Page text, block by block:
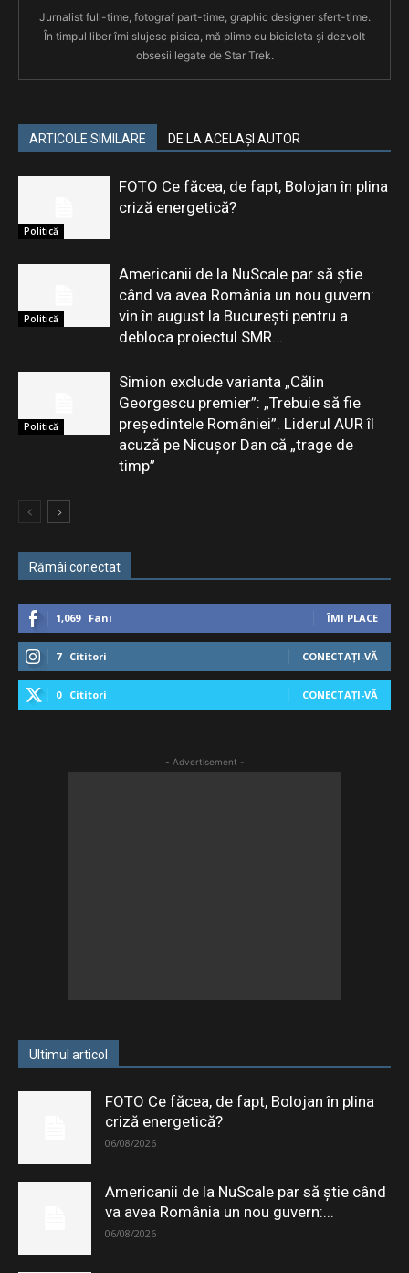
Jurnalist full-time, fotograf part-time, graphic designer sfert-time.
În timpul liber îmi slujesc pisica, mă plimb cu bicicleta și dezvolt
obsesii legate de Star Trek.
ARTICOLE SIMILARE DE LA ACELAȘI AUTOR
Politică
FOTO Ce făcea, de fapt, Bolojan în plina
criză energetică?
Politică
Americanii de la NuScale par să știe
când va avea România un nou guvern:
vin în august la București pentru a
debloca proiectul SMR...
Politică
Simion exclude varianta „Călin
Georgescu premier”: „Trebuie să fie
președintele României”. Liderul AUR îl
acuză pe Nicușor Dan că „trage de
timp”
Rămâi conectat
1,069 Fani ÎMI PLACE
7 Cititori CONECTAȚI-VĂ
0 Cititori CONECTAȚI-VĂ
- Advertisement -
Ultimul articol
FOTO Ce făcea, de fapt, Bolojan în plina
criză energetică?
06/08/2026
Americanii de la NuScale par să știe când
va avea România un nou guvern:...
06/08/2026